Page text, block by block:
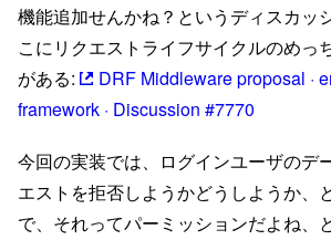
機能追加せんかね？というディスカッ
こにリクエストライフサイクルのめっ
がある:
DRF Middleware proposal ·
framework · Discussion #7770
今回の実装では、ログインユーザのデ
エストを拒否しようかどうしようか、
で、それってパーミッションだよね、